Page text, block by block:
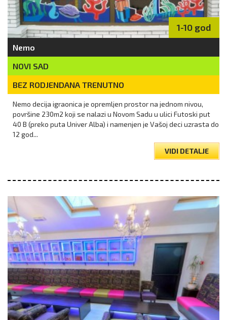
1-10 god
Nemo
NOVI SAD
BEZ RODJENDANA TRENUTNO
Nemo decija igraonica je opremljen prostor na jednom nivou,
površine 230m2 koji se nalazi u Novom Sadu u ulici Futoski put
40 B (preko puta Univer Alba) i namenjen je Vašoj deci uzrasta do
12 god...
VIDI DETALJE